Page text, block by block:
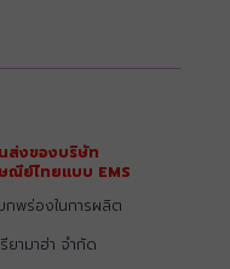
ส่งของบริษัท
ณีย์ไทยแบบ EMS
พร่องในการผลิต
ามาฮ่า จำกัด